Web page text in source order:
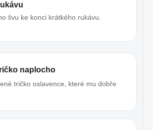
švu ke konci krátkého rukávu.
naplocho
tričko oslavence, které mu dobře